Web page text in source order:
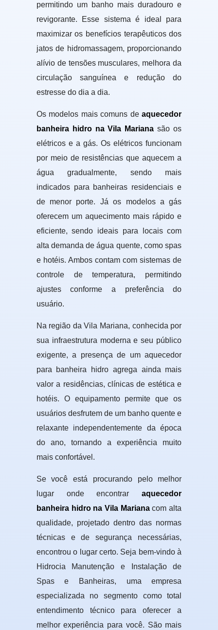
permitindo um banho mais duradouro e
revigorante. Esse sistema é ideal para
maximizar os benefícios terapêuticos dos
jatos de hidromassagem, proporcionando
alívio de tensões musculares, melhora da
circulação sanguínea e redução do
estresse do dia a dia.
Os modelos mais comuns deaquecedor
banheira hidro na Vila Mariana são os
elétricos e a gás. Os elétricos funcionam
por meio de resistências que aquecem a
água gradualmente, sendo mais
indicados para banheiras residenciais e
de menor porte. Já os modelos a gás
oferecem um aquecimento mais rápido e
eficiente, sendo ideais para locais com
alta demanda de água quente, como spas
e hotéis. Ambos contam com sistemas de
controle de temperatura, permitindo
ajustes conforme a preferência do
usuário.
Na região da Vila Mariana, conhecida por
sua infraestrutura moderna e seu público
exigente, a presença de um aquecedor
para banheira hidro agrega ainda mais
valor a residências, clínicas de estética e
hotéis. O equipamento permite que os
usuários desfrutem de um banho quente e
relaxante independentemente da época
do ano, tornando a experiência muito
mais confortável.
Se você está procurando pelo melhor
lugar onde encontraraquecedor
banheira hidro na Vila Marianacom alta
qualidade, projetado dentro das normas
técnicas e de segurança necessárias,
encontrou o lugar certo. Seja bem-vindo à
Hidrocia Manutenção e Instalação de
Spas e Banheiras, uma empresa
especializada no segmento como total
entendimento técnico para oferecer a
melhor experiência para você. São mais